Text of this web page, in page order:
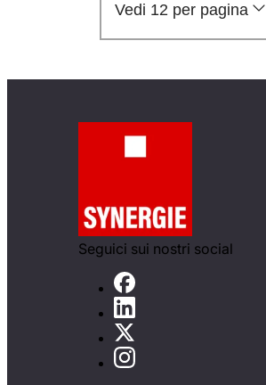
Vedi 12 per pagina
Seguici sui nostri social